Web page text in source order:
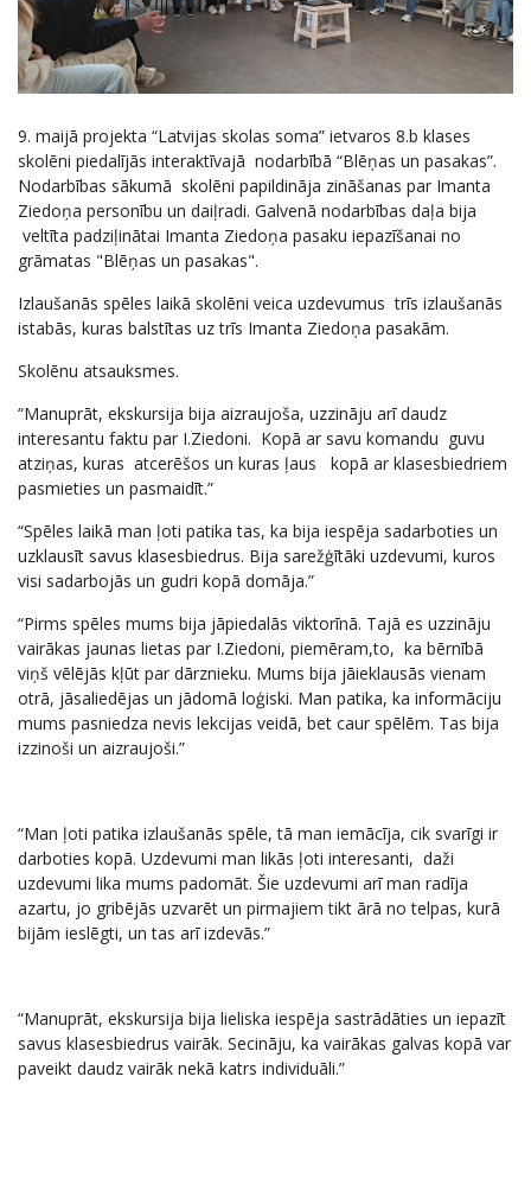
9. maijā projekta “Latvijas skolas soma” ietvaros 8.b klases
skolēni piedalījās interaktīvajā nodarbībā “Blēņas un pasakas”.
Nodarbības sākumā skolēni papildināja zināšanas par Imanta
Ziedoņa personību un daiļradi. Galvenā nodarbības daļa bija
veltīta padziļinātai Imanta Ziedoņa pasaku iepazīšanai no
grāmatas "Blēņas un pasakas".
Izlaušanās spēles laikā skolēni veica uzdevumus trīs izlaušanās
istabās, kuras balstītas uz trīs Imanta Ziedoņa pasakām.
Skolēnu atsauksmes.
“Manuprāt, ekskursija bija aizraujoša, uzzināju arī daudz
interesantu faktu par I.Ziedoni. Kopā ar savu komandu guvu
atziņas, kuras atcerēšos un kuras ļaus kopā ar klasesbiedriem
pasmieties un pasmaidīt.”
“Spēles laikā man ļoti patika tas, ka bija iespēja sadarboties un
uzklausīt savus klasesbiedrus. Bija sarežģītāki uzdevumi, kuros
visi sadarbojās un gudri kopā domāja.”
“Pirms spēles mums bija jāpiedalās viktorīnā. Tajā es uzzināju
vairākas jaunas lietas par I.Ziedoni, piemēram,to, ka bērnībā
viņš vēlējās kļūt par dārznieku. Mums bija jāieklausās vienam
otrā, jāsaliedējas un jādomā loģiski. Man patika, ka informāciju
mums pasniedza nevis lekcijas veidā, bet caur spēlēm. Tas bija
izzinoši un aizraujoši.”
“Man ļoti patika izlaušanās spēle, tā man iemācīja, cik svarīgi ir
darboties kopā. Uzdevumi man likās ļoti interesanti, daži
uzdevumi lika mums padomāt. Šie uzdevumi arī man radīja
azartu, jo gribējās uzvarēt un pirmajiem tikt ārā no telpas, kurā
bijām ieslēgti, un tas arī izdevās.”
“Manuprāt, ekskursija bija lieliska iespēja sastrādāties un iepazīt
savus klasesbiedrus vairāk. Secināju, ka vairākas galvas kopā var
paveikt daudz vairāk nekā katrs individuāli.”